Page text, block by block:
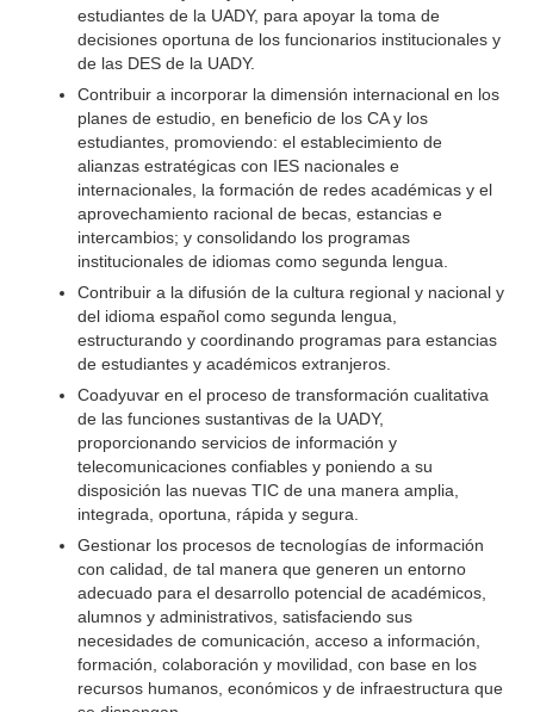
estudiantes de la UADY, para apoyar la toma de
decisiones oportuna de los funcionarios institucionales y
de las DES de la UADY.
Contribuir a incorporar la dimensión internacional en los
planes de estudio, en beneficio de los CA y los
estudiantes, promoviendo: el establecimiento de
alianzas estratégicas con IES nacionales e
internacionales, la formación de redes académicas y el
aprovechamiento racional de becas, estancias e
intercambios; y consolidando los programas
institucionales de idiomas como segunda lengua.
Contribuir a la difusión de la cultura regional y nacional y
del idioma español como segunda lengua,
estructurando y coordinando programas para estancias
de estudiantes y académicos extranjeros.
Coadyuvar en el proceso de transformación cualitativa
de las funciones sustantivas de la UADY,
proporcionando servicios de información y
telecomunicaciones confiables y poniendo a su
disposición las nuevas TIC de una manera amplia,
integrada, oportuna, rápida y segura.
Gestionar los procesos de tecnologías de información
con calidad, de tal manera que generen un entorno
adecuado para el desarrollo potencial de académicos,
alumnos y administrativos, satisfaciendo sus
necesidades de comunicación, acceso a información,
formación, colaboración y movilidad, con base en los
recursos humanos, económicos y de infraestructura que